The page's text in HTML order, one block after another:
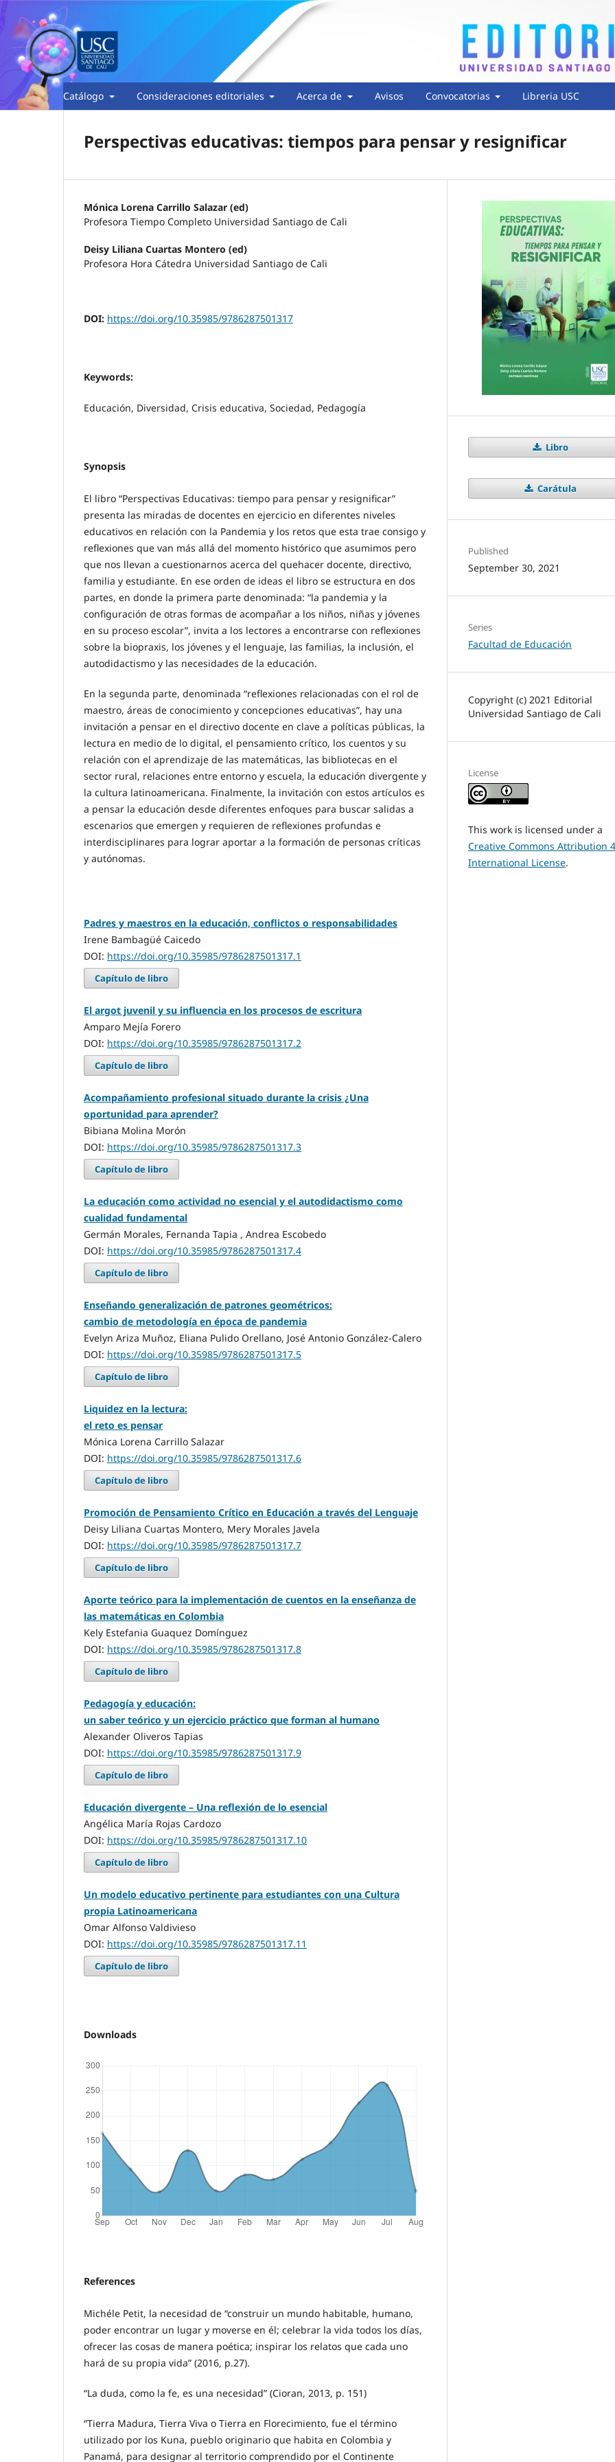
Catálogo Consideraciones editoriales Acerca de Avisos Convocatorias Libreria USC
Perspectivas educativas: tiempos para pensar y resignificar
Mónica Lorena Carrillo Salazar (ed)
Profesora Tiempo Completo Universidad Santiago de Cali
Deisy Liliana Cuartas Montero (ed)
Profesora Hora Cátedra Universidad Santiago de Cali
DOI: https://doi.org/10.35985/9786287501317
Keywords:
Educación, Diversidad, Crisis educativa, Sociedad, Pedagogía
Synopsis
El libro “Perspectivas Educativas: tiempo para pensar y resignificar”
presenta las miradas de docentes en ejercicio en diferentes niveles
educativos en relación con la Pandemia y los retos que esta trae consigo y
reflexiones que van más allá del momento histórico que asumimos pero
que nos llevan a cuestionarnos acerca del quehacer docente, directivo,
familia y estudiante. En ese orden de ideas el libro se estructura en dos
partes, en donde la primera parte denominada: “la pandemia y la
configuración de otras formas de acompañar a los niños, niñas y jóvenes
en su proceso escolar”, invita a los lectores a encontrarse con reflexiones
sobre la biopraxis, los jóvenes y el lenguaje, las familias, la inclusión, el
autodidactismo y las necesidades de la educación.
En la segunda parte, denominada “reflexiones relacionadas con el rol de
maestro, áreas de conocimiento y concepciones educativas”, hay una
invitación a pensar en el directivo docente en clave a políticas públicas, la
lectura en medio de lo digital, el pensamiento crítico, los cuentos y su
relación con el aprendizaje de las matemáticas, las bibliotecas en el
sector rural, relaciones entre entorno y escuela, la educación divergente y
la cultura latinoamericana. Finalmente, la invitación con estos artículos es
a pensar la educación desde diferentes enfoques para buscar salidas a
escenarios que emergen y requieren de reflexiones profundas e
interdisciplinares para lograr aportar a la formación de personas críticas
y autónomas.
Padres y maestros en la educación, conflictos o responsabilidades
Irene Bambagüé Caicedo
DOI: https://doi.org/10.35985/9786287501317.1
Capítulo de libro
El argot juvenil y su influencia en los procesos de escritura
Amparo Mejía Forero
DOI: https://doi.org/10.35985/9786287501317.2
Capítulo de libro
Acompañamiento profesional situado durante la crisis ¿Una
oportunidad para aprender?
Bibiana Molina Morón
DOI: https://doi.org/10.35985/9786287501317.3
Capítulo de libro
La educación como actividad no esencial y el autodidactismo como
cualidad fundamental
Germán Morales, Fernanda Tapia , Andrea Escobedo
DOI: https://doi.org/10.35985/9786287501317.4
Capítulo de libro
Enseñando generalización de patrones geométricos:
cambio de metodología en época de pandemia
Evelyn Ariza Muñoz, Eliana Pulido Orellano, José Antonio González-Calero
DOI: https://doi.org/10.35985/9786287501317.5
Capítulo de libro
Liquidez en la lectura:
el reto es pensar
Mónica Lorena Carrillo Salazar
DOI: https://doi.org/10.35985/9786287501317.6
Capítulo de libro
Promoción de Pensamiento Crítico en Educación a través del Lenguaje
Deisy Liliana Cuartas Montero, Mery Morales Javela
DOI: https://doi.org/10.35985/9786287501317.7
Capítulo de libro
Aporte teórico para la implementación de cuentos en la enseñanza de
las matemáticas en Colombia
Kely Estefania Guaquez Domínguez
DOI: https://doi.org/10.35985/9786287501317.8
Capítulo de libro
Pedagogía y educación:
un saber teórico y un ejercicio práctico que forman al humano
Alexander Oliveros Tapias
DOI: https://doi.org/10.35985/9786287501317.9
Capítulo de libro
Educación divergente – Una reflexión de lo esencial
Angélica María Rojas Cardozo
DOI: https://doi.org/10.35985/9786287501317.10
Capítulo de libro
Un modelo educativo pertinente para estudiantes con una Cultura
propia Latinoamericana
Omar Alfonso Valdivieso
DOI: https://doi.org/10.35985/9786287501317.11
Capítulo de libro
Downloads
References
Michéle Petit, la necesidad de “construir un mundo habitable, humano,
poder encontrar un lugar y moverse en él; celebrar la vida todos los días,
ofrecer las cosas de manera poética; inspirar los relatos que cada uno
hará de su propia vida” (2016, p.27).
“La duda, como la fe, es una necesidad” (Cioran, 2013, p. 151)
“Tierra Madura, Tierra Viva o Tierra en Florecimiento, fue el término
utilizado por los Kuna, pueblo originario que habita en Colombia y
Panamá, para designar al territorio comprendido por el Continente
Libro
Carátula
Published
September 30, 2021
Series
Facultad de Educación
Copyright (c) 2021 Editorial
Universidad Santiago de Cali
License
This work is licensed under a
Creative Commons Attribution
International License.